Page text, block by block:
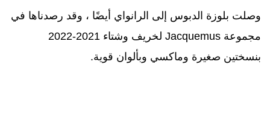
وصلت بلوزة الدبوس إلى الرانواي أيضًا ، وقد رصدناها في
مجموعة Jacquemus
لخريف وشتاء 2021-2022
بنسختين صغيرة وماكسي وبألوان قوية.